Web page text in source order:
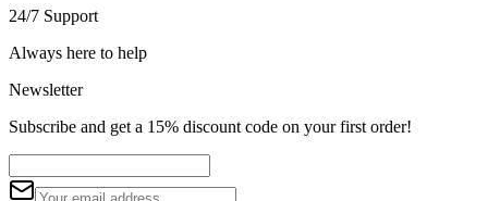
24/7 Support
Always here to help
Newsletter
Subscribe and get a 15% discount code on your first order!